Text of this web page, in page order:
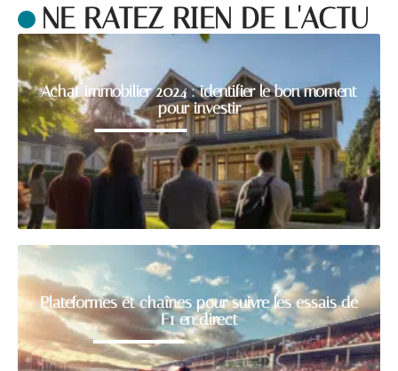
NE RATEZ RIEN DE L'ACTU
Achat immobilier 2024 : identifier le bon moment
pour investir
Plateformes et chaînes pour suivre les essais de
F1 en direct